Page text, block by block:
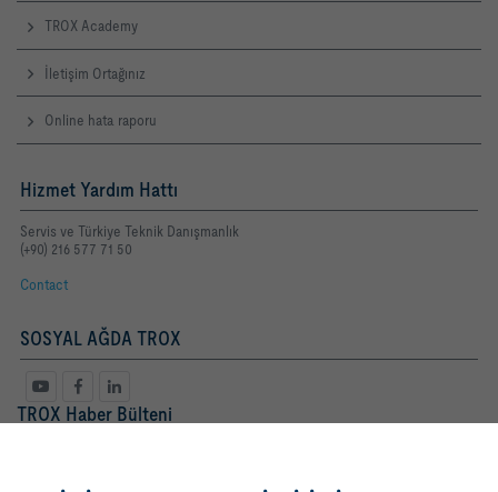
TROX Academy
İletişim Ortağınız
Online hata raporu
Hizmet Yardım Hattı
Servis ve Türkiye Teknik Danışmanlık
(+90) 216 577 71 50
Contact
SOSYAL AĞDA TROX
TROX Haber Bülteni